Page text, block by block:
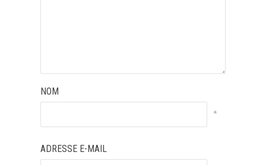
NOM
*
ADRESSE E-MAIL